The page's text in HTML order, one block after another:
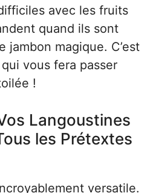
avec les fruits
quand ils sont
jambon magique. C’est
qui vous fera passer
!
Langoustines
les Prétextes
versatile.